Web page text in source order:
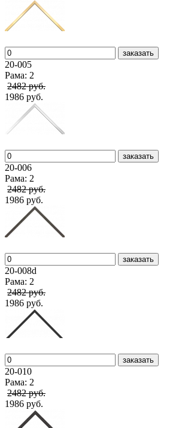
заказать
20-005
Рама: 2
2482 руб.
1986 руб.
заказать
20-006
Рама: 2
2482 руб.
1986 руб.
заказать
20-008d
Рама: 2
2482 руб.
1986 руб.
заказать
20-010
Рама: 2
2482 руб.
1986 руб.